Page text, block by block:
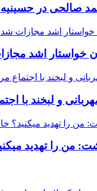
صالحی‌ در
خواستار اشد
و لبخند با
من را تهدید